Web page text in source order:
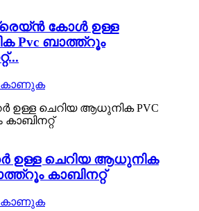
കോൾ ഉള്ള
Pvc ബാത്ത്റൂം
ഉള്ള ചെറിയ ആധുനിക
കാബിനറ്റ്